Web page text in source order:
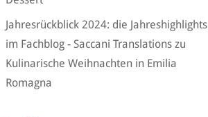
Jahresrückblick 2024: die Jahreshighlights
im Fachblog - Saccani Translationszu
Kulinarische Weihnachten in Emilia
Romagna